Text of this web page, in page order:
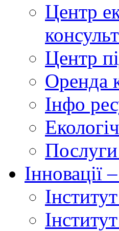
Центр
Центр
Оренда
Інфо
Інновації